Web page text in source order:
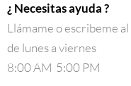
¿ Necesitas ayuda ?
Llámame o escribeme
de lunes a viernes
8:00 AM 5:00 PM